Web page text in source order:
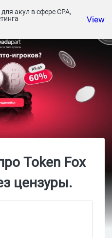
акул в сфере СРА,
View
Token Fox
цензуры.